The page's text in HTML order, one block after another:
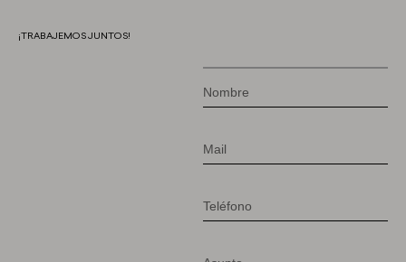
¡TRABAJEMOS JUNTOS!